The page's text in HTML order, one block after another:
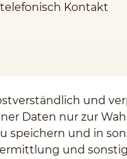
Kontakt
und
Daten nur zur
speichern und in
und